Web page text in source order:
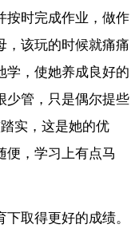
按时完成作业，做作
，该玩的时候就痛痛
学，使她养成良好的
少管，只是偶尔提些
实，这是她的优
便，学习上有点马
取得更好的成绩。